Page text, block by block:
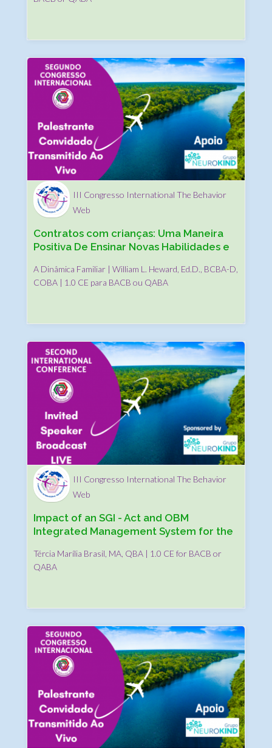
III Congresso International The Behavior
Web
Contratos com crianças: Uma Maneira
Positiva De Ensinar Novas Habilidades e
A Dinâmica Familiar | William L. Heward, Ed.D., BCBA-D,
COBA | 1.0 CE para BACB ou QABA
III Congresso International The Behavior
Web
Impact of an SGI - Act and OBM
Integrated Management System for the
Tércia Marília Brasil, MA, QBA | 1.0 CE for BACB or
QABA